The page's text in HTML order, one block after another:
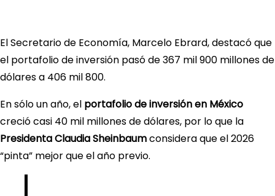
El Secretario de Economía, Marcelo Ebrard, destacó que
el portafolio de inversión pasó de 367 mil 900 millones de
dólares a 406 mil 800.
En sólo un año, el portafolio de inversión en México
creció casi 40 mil millones de dólares, por lo que la
Presidenta Claudia Sheinbaumconsidera que el 2026
“pinta” mejor que el año previo.